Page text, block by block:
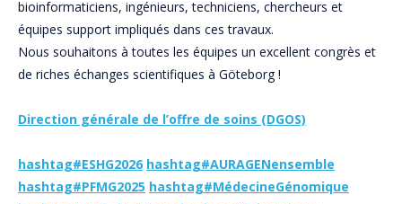
bioinformaticiens, ingénieurs, techniciens, chercheurs et
équipes support impliqués dans ces travaux.
Nous souhaitons à toutes les équipes un excellent congrès et
de riches échanges scientifiques à Göteborg !
Direction générale de l’offre de soins (DGOS)
hashtag#ESHG2026 hashtag#AURAGENensemble
hashtag#PFMG2025 hashtag#MédecineGénomique